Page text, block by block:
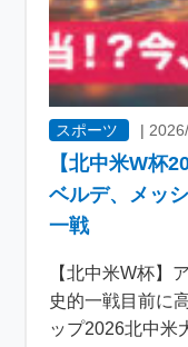
スポーツ |
【北中米W杯
ベルデ、メッ
一戦
【北中米W杯】
史的一戦目前に
ップ2026北中米